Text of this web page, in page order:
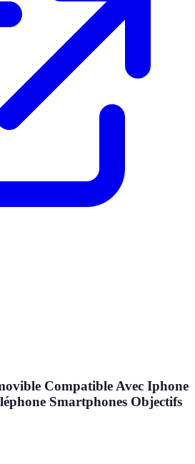
Compatible Avec Iphone
Smartphones Objectifs